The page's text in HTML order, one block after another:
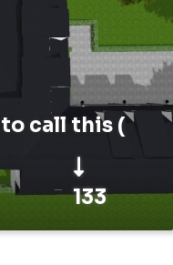
call this (
133